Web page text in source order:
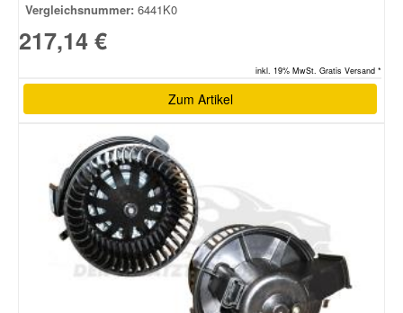
Vergleichsnummer: 6441K0
217,14 €
inkl. 19% MwSt. Gratis Versand *
Zum Artikel